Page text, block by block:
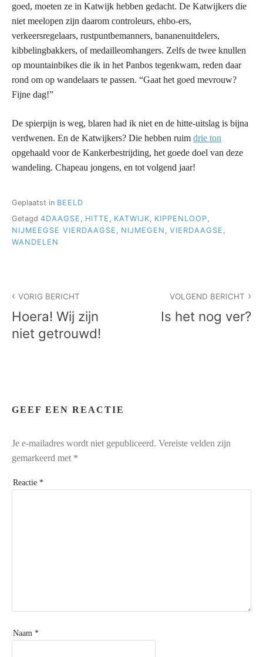
goed, moeten ze in Katwijk hebben gedacht. De Katwijkers die
niet meelopen zijn daarom controleurs, ehbo-ers,
verkeersregelaars, rustpuntbemanners, bananenuitdelers,
kibbelingbakkers, of medailleomhangers. Zelfs de twee knullen
op mountainbikes die ik in het Panbos tegenkwam, reden daar
rond om op wandelaars te passen. “Gaat het goed mevrouw?
Fijne dag!”
De spierpijn is weg, blaren had ik niet en de hitte-uitslag is bijna
verdwenen. En de Katwijkers? Die hebben ruim drie ton
opgehaald voor de Kankerbestrijding, het goede doel van deze
wandeling. Chapeau jongens, en tot volgend jaar!
Geplaatst in BEELD
Getagd 4DAAGSE HITTE KATWIJK KIPPENLOOP
NIJMEEGSE VIERDAAGSE
NIJMEGEN VIERDAAGSE
WANDELEN
navigatie
VORIG BERICHT
Hoera! Wij zijn
niet getrouwd!
VOLGEND BERICHT
Is het nog ver?
GEEF EEN REACTIE
Je e-mailadres wordt niet gepubliceerd. Vereiste velden zijn
gemarkeerd met *
Reactie *
Naam *